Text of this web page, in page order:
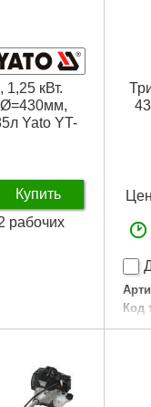
1,25 кВт.
Ø=430мм,
Yato YT-
Купить
рабочих
Код
Вес: